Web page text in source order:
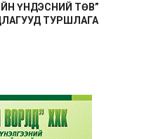
ҮНДЭСНИЙ ТӨВ”
ТУРШЛАГА